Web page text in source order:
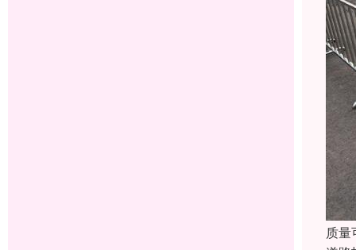
质量